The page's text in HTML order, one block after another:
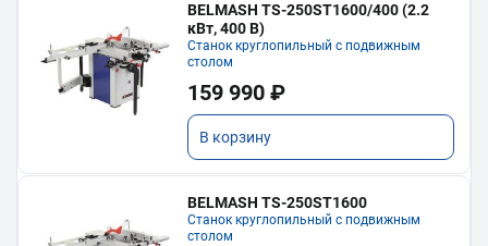
BELMASH TS-250ST1600/400 (2.2
кВт, 400 В)
Станок круглопильный с подвижным
столом
159 990 ₽
В корзину
BELMASH TS-250ST1600
Станок круглопильный с подвижным
столом